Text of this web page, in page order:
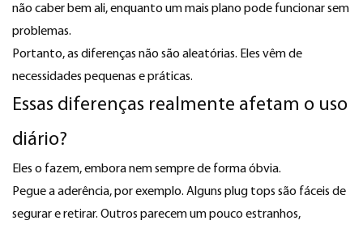
não caber bem ali, enquanto um mais plano pode funcionar sem
problemas.
Portanto, as diferenças não são aleatórias. Eles vêm de
necessidades pequenas e práticas.
Essas diferenças realmente afetam o uso
diário?
Eles o fazem, embora nem sempre de forma óbvia.
Pegue a aderência, por exemplo. Alguns plug tops são fáceis de
segurar e retirar. Outros parecem um pouco estranhos,